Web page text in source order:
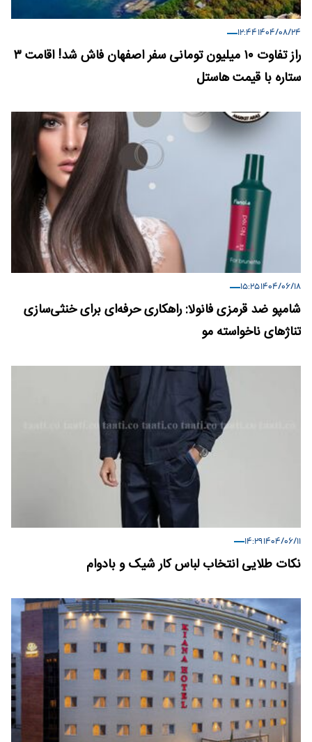
۱۴۰۴/۰۸/۲۴ ۱۲:۴۴
راز تفاوت ۱۰ میلیون تومانی سفر اصفهان فاش شد! اقامت ۳
ستاره با قیمت هاستل
۱۴۰۴/۰۶/۱۸ ۱۵:۲۵
شامپو ضد قرمزی فانولا: راهکاری حرفه‌ای برای خنثی‌سازی
تناژهای ناخواسته مو
۱۴۰۴/۰۶/۱۱ ۱۴:۲۹
نکات طلایی انتخاب لباس کار شیک و بادوام